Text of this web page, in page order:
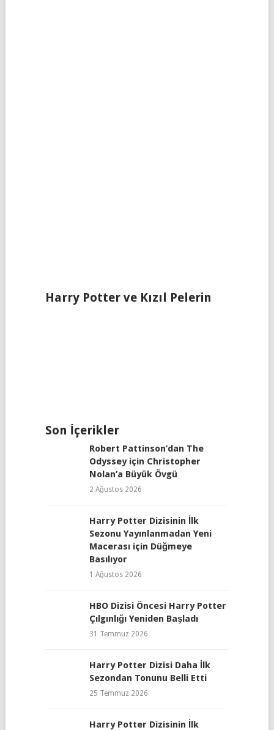
Harry Potter ve Kızıl Pelerin
Son İçerikler
Robert Pattinson’dan The
Odyssey için Christopher
Nolan’a Büyük Övgü
2 Ağustos 2026
Harry Potter Dizisinin İlk
Sezonu Yayınlanmadan Yeni
Macerası için Düğmeye
Basılıyor
1 Ağustos 2026
HBO Dizisi Öncesi Harry Potter
Çılgınlığı Yeniden Başladı
31 Temmuz 2026
Harry Potter Dizisi Daha İlk
Sezondan Tonunu Belli Etti
25 Temmuz 2026
Harry Potter Dizisinin İlk